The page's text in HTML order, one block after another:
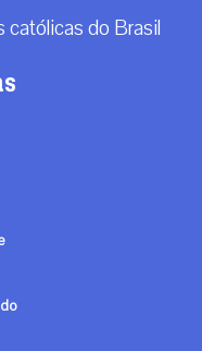
católicas do Brasil